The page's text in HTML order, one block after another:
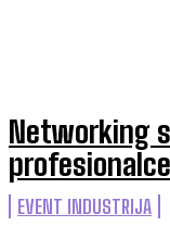
Networking
EVENT INDUSTRIJA